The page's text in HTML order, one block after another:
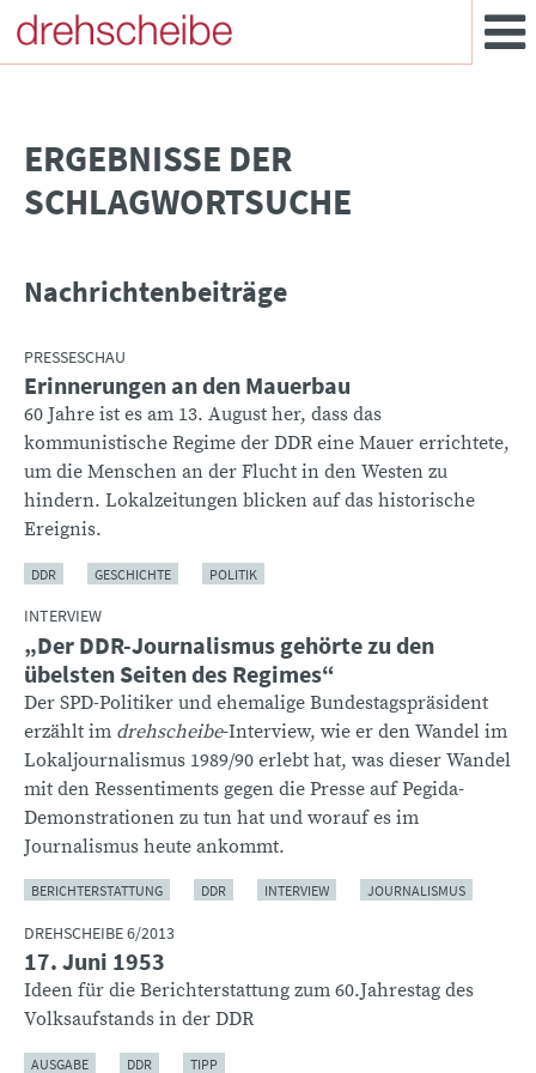
­ERGEBNISSE DER
SCHLAGWORTSUCHE
Nachrichtenbeiträge
PRESSESCHAU
Erinnerungen an den Mauerbau
60 Jahre ist es am 13. August her, dass das
kommunistische Regime der DDR eine Mauer errichtete,
um die Menschen an der Flucht in den Westen zu
hindern. Lokalzeitungen blicken auf das historische
Ereignis.
DDR GESCHICHTE POLITIK
INTERVIEW
„Der DDR-Journalismus gehörte zu den
übelsten Seiten des Regimes“
Der SPD-Politiker und ehemalige Bundestagspräsident
erzählt im drehscheibe-Interview, wie er den Wandel im
Lokaljournalismus 1989/90 erlebt hat, was dieser Wandel
mit den Ressentiments gegen die Presse auf Pegida-
Demonstrationen zu tun hat und worauf es im
Journalismus heute ankommt.
BERICHTERSTATTUNG DDR INTERVIEW JOURNALISMUS
DREHSCHEIBE 6/2013
17. Juni 1953
Ideen für die Berichterstattung zum 60.Jahrestag des
Volksaufstands in der DDR
AUSGABE DDR TIPP